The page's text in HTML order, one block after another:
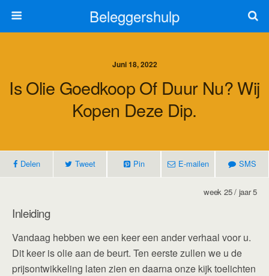
Beleggershulp
Juni 18, 2022
Is Olie Goedkoop Of Duur Nu? Wij
Kopen Deze Dip.
Delen Tweet Pin E-mailen SMS
week 25 / jaar 5
Inleiding
Vandaag hebben we een keer een ander verhaal voor u.
Dit keer is olie aan de beurt. Ten eerste zullen we u de
prijsontwikkeling laten zien en daarna onze kijk toelichten